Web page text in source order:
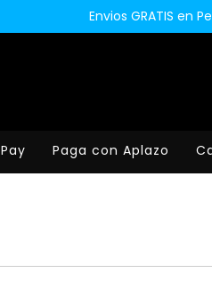
Envios GRATIS en
Paga con Aplazo